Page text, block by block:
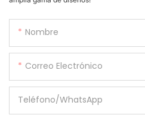
Nombre
Correo Electrónico
Teléfono/WhatsApp